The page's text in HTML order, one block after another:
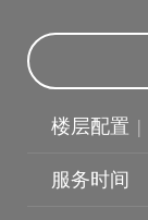
楼层配置 |
服务时间